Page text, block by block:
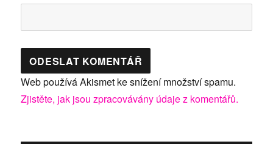
Web používá Akismet ke snížení množství spamu.
Zjistěte, jak jsou zpracovávány údaje z komentářů.